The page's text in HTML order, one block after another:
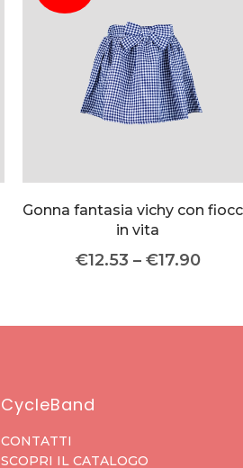
Gonna fantasia vichy con
in vita
€12.53 – €17.90
CycleBand
CONTATTI
SCOPRI IL CATALOGO